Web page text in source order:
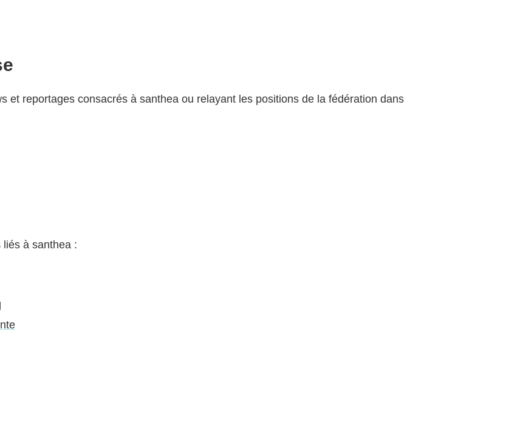
et reportages consacrés à santhea ou relayant les positions de la fédération dans
à santhea :